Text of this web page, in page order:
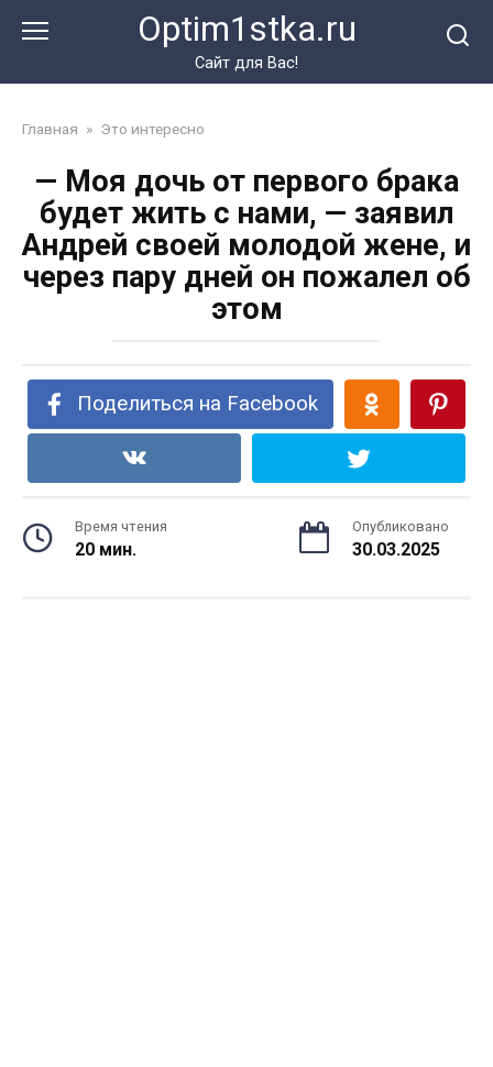
Optim1stka.ru
Сайт для Вас!
Главная » Это интересно
— Моя дочь от первого брака
будет жить с нами, — заявил
Андрей своей молодой жене, и
через пару дней он пожалел об
этом
Поделиться на Facebook
Время чтения
20 мин.
Опубликовано
30.03.2025